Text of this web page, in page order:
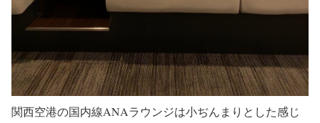
関西空港の国内線ANAラウンジは小ぢんまりとした感じ